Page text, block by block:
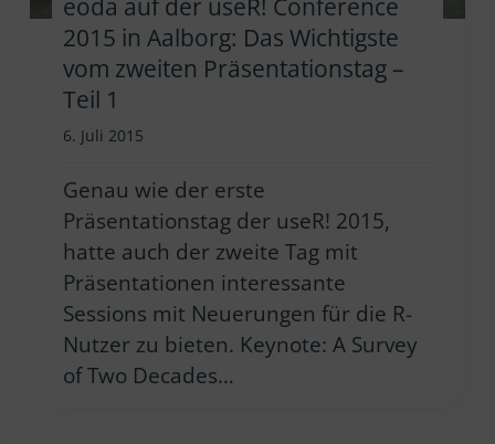
eoda auf der useR! Conference
2015 in Aalborg: Das Wichtigste
vom zweiten Präsentationstag –
Teil 1
6. Juli 2015
Genau wie der erste
Präsentationstag der useR! 2015,
hatte auch der zweite Tag mit
Präsentationen interessante
Sessions mit Neuerungen für die R-
Nutzer zu bieten. Keynote: A Survey
of Two Decades…